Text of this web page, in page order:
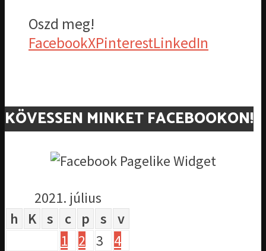
Oszd meg!
FacebookXPinterestLinkedIn
KÖVESSEN MINKET FACEBOOKON!
2021. július
h
K s c p s
v
1
2 3
4